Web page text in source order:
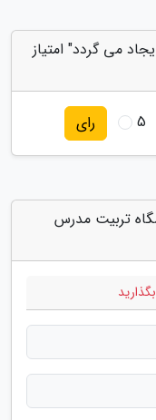
می گردد" امتیاز
5 رای
تربیت مدرس